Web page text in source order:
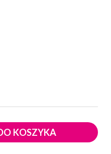
KOSZYKA